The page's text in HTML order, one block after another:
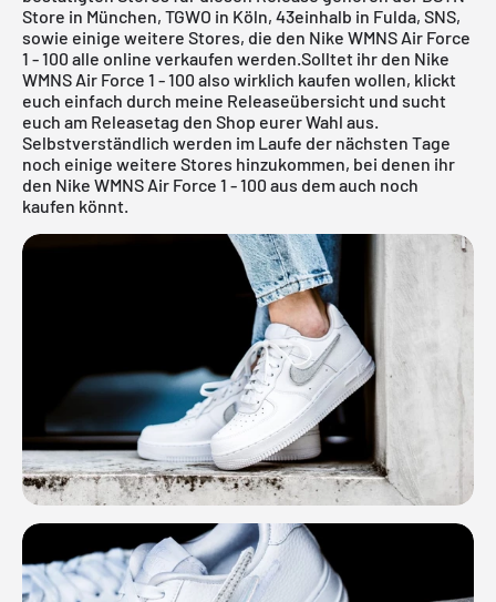
Store in München, TGWO in Köln, 43einhalb in Fulda, SNS,
sowie einige weitere Stores, die den Nike WMNS Air Force
1 - 100 alle online verkaufen werden.Solltet ihr den Nike
WMNS Air Force 1 - 100 also wirklich kaufen wollen, klickt
euch einfach durch meine Releaseübersicht und sucht
euch am Releasetag den Shop eurer Wahl aus.
Selbstverständlich werden im Laufe der nächsten Tage
noch einige weitere Stores hinzukommen, bei denen ihr
den Nike WMNS Air Force 1 - 100 aus dem auch noch
kaufen könnt.